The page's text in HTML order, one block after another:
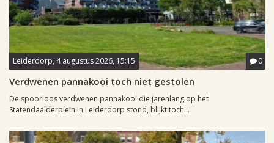
Leiderdorp, 4 augustus 2026, 15:15 0
Verdwenen pannakooi toch niet gestolen
De spoorloos verdwenen pannakooi die jarenlang op het
Statendaalderplein in Leiderdorp stond, blijkt toch...